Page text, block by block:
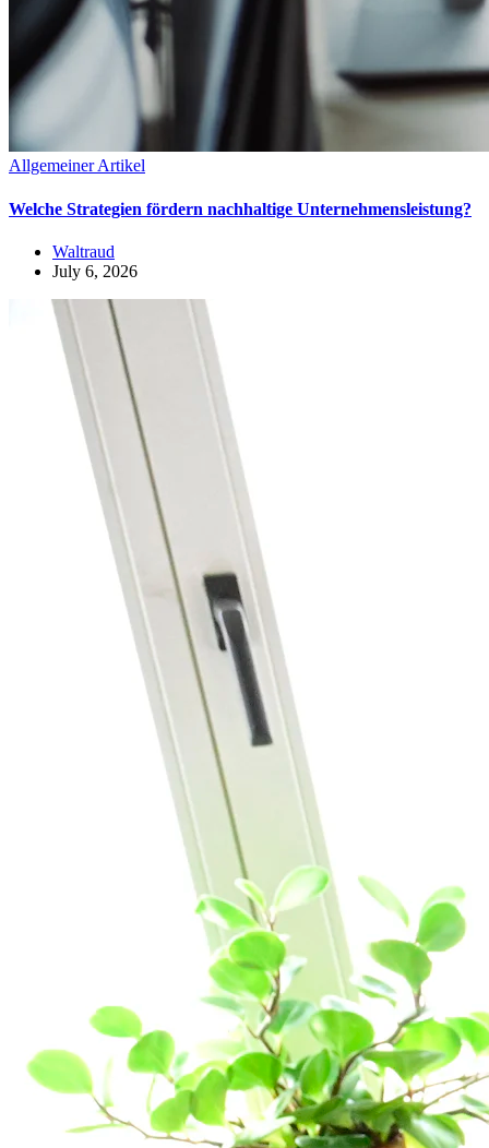
Allgemeiner Artikel
Welche Strategien fördern nachhaltige Unternehmensleistung?
Waltraud
July 6, 2026